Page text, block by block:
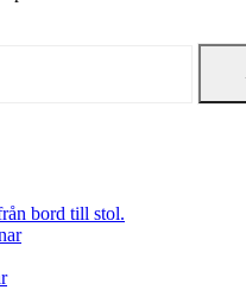
bord till stol.